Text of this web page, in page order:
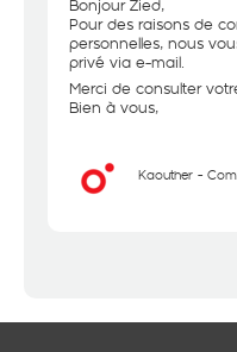
Bonjour Zied,
Pour des raisons de
personnelles, nous
privé via e-mail.
Merci de consulter
Bien à vous,
Kaouther -